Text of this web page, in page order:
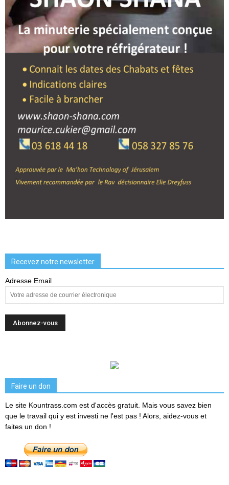
Recevez notre newsletter
Adresse Email
Faire un don
Le site Kountrass.com est d'accès gratuit. Mais vous savez bien
que le travail qui y est investi ne l'est pas ! Alors, aidez-vous et
faites un don !